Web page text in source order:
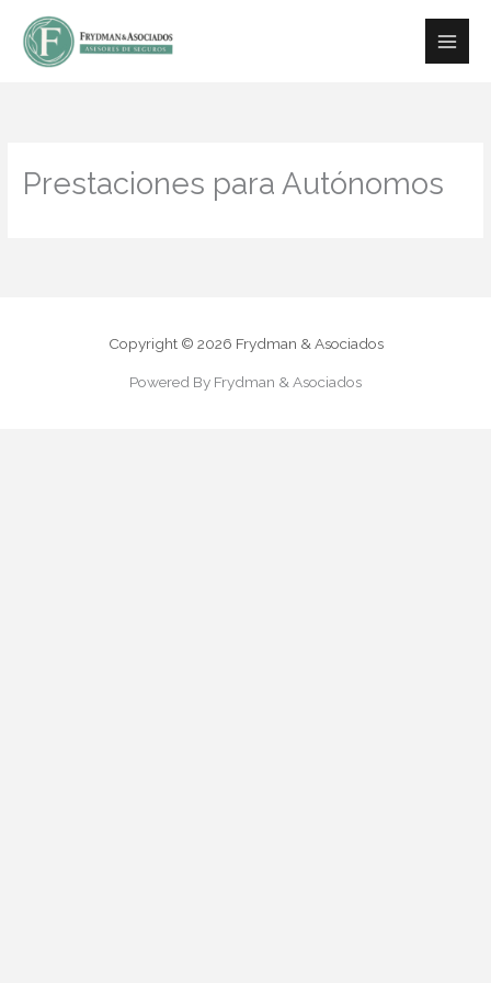
contenido
contenido
Prestaciones para Autónomos
Copyright © 2026 Frydman & Asociados
Powered By Frydman & Asociados